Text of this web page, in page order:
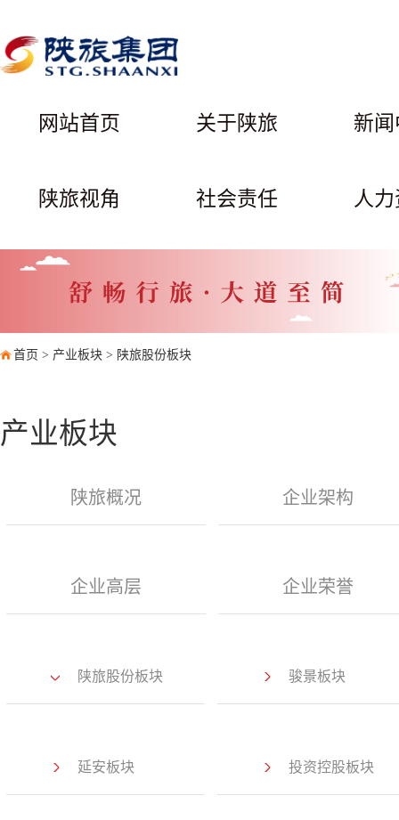
网站首页 关于陕旅 新
陕旅视角 社会责任 人
首页 > 产业板块 > 陕旅股份板块
产业板块
陕旅概况 企业架构
企业高层 企业荣誉
陕旅股份板块 骏景板块
延安板块 投资控股板块